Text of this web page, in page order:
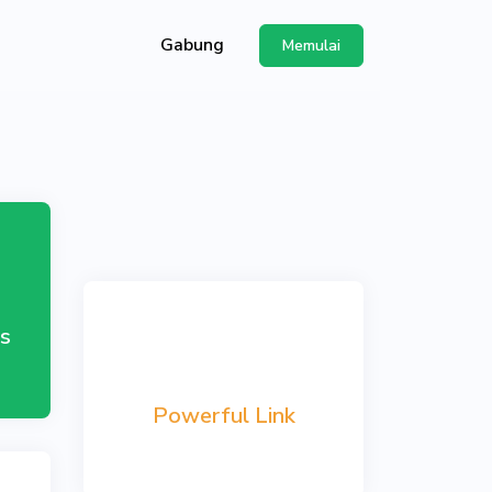
Gabung Memulai
Powerful Link